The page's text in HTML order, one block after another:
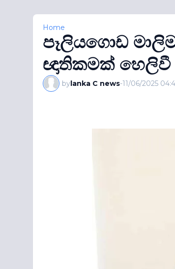
Home
පෑලියගොඩ
ඥාතිකමක්
bylanka C news-11/06/2025